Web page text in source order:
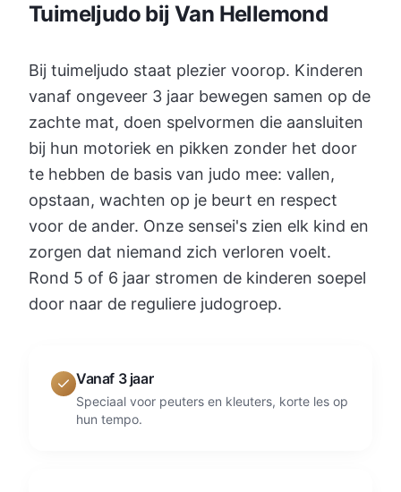
Tuimeljudo bij Van Hellemond
Bij tuimeljudo staat plezier voorop. Kinderen
vanaf ongeveer 3 jaar bewegen samen op de
zachte mat, doen spelvormen die aansluiten
bij hun motoriek en pikken zonder het door
te hebben de basis van judo mee: vallen,
opstaan, wachten op je beurt en respect
voor de ander. Onze sensei's zien elk kind en
zorgen dat niemand zich verloren voelt.
Rond 5 of 6 jaar stromen de kinderen soepel
door naar de reguliere judogroep.
Vanaf 3 jaar
Speciaal voor peuters en kleuters, korte les op
hun tempo.